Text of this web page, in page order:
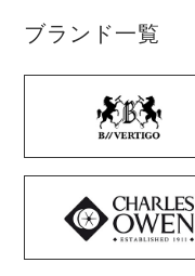
ブランド一覧